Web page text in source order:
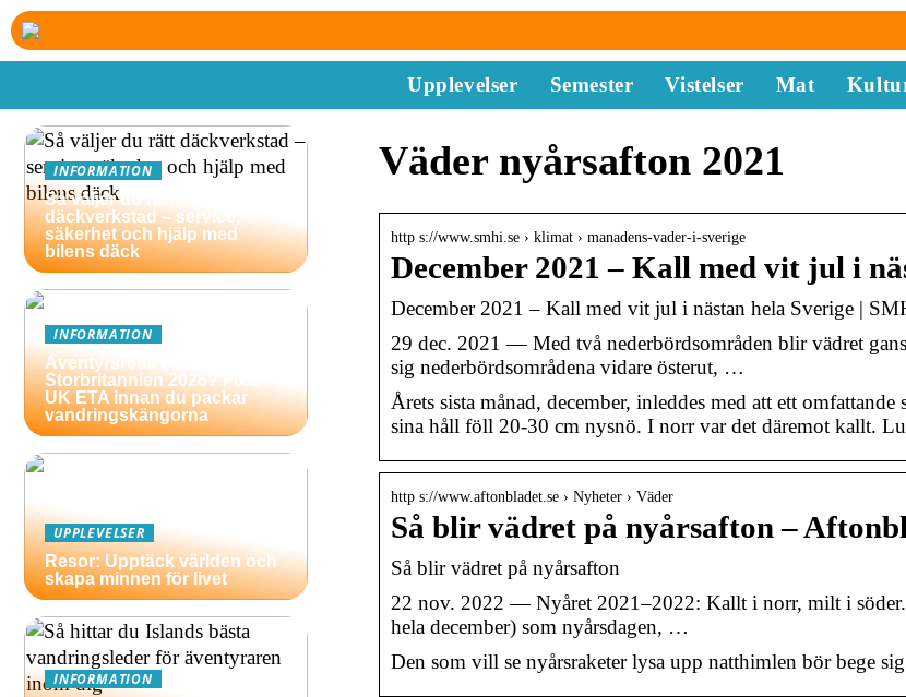
Upplevelser Semester Vistelser Mat
Väder nyårsafton 2021
http s://www.smhi.se › klimat › manadens-vader-i-sverige
December 2021 – Kall med vit jul i
December 2021 – Kall med vit jul i nästan hela Sverige |
29 dec. 2021 — Med två nederbördsområden blir vädret
sig nederbördsområdena vidare österut, …
Årets sista månad, december, inleddes med att ett
sina håll föll 20-30 cm nysnö. I norr var det däremot kallt.
http s://www.aftonbladet.se › Nyheter › Väder
Så blir vädret på nyårsafton –
Så blir vädret på nyårsafton
22 nov. 2022 — Nyåret 2021–2022: Kallt i norr, milt i
hela december) som nyårsdagen, …
Den som vill se nyårsraketer lysa upp natthimlen bör bege
INFORMATION
Så väljer du rätt
däckverkstad – service,
säkerhet och hjälp med
bilens däck
INFORMATION
Äventyrsresa till
Storbritannien 2026? Fixa
UK ETA innan du packar
vandringskängorna
UPPLEVELSER
Resor: Upptäck världen och
skapa minnen för livet
INFORMATION